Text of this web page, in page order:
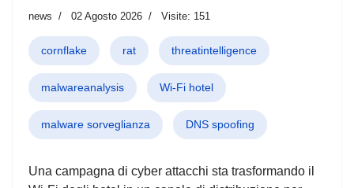
news 02 Agosto 2026 Visite: 151
cornflake rat threatintelligence
malwareanalysis Wi-Fi hotel
malware sorveglianza DNS spoofing
Una campagna di cyber attacchi sta trasformando il